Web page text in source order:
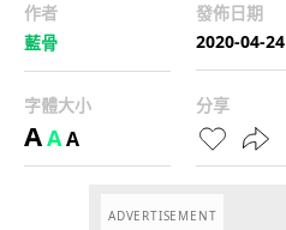
作者
藍骨
發佈日期
2020-04-24
字體大小
AAA
分享
ADVERTISEMENT